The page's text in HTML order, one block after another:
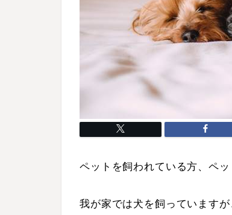
ペットを飼われている方、ペ
我が家では犬を飼っています